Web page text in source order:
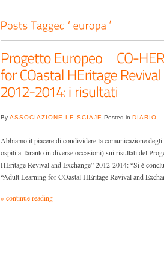
ByASSOCIAZIONE LE SCIAJE Posted inDIARIO
Abbiamo il piacere di condividere la comunicazione
ospiti a Taranto in diverse occasioni) sui risultati del
HEritage Revival and Exchange” 2012-2014: “Si è
“Adult Learning for COastal HEritage Revival and
» continue reading